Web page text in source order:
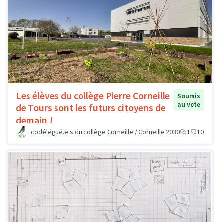
Les élèves du collège Pierre Corneille
de Tours sont les futurs citoyens de
demain !
Soumis
au vote
Ecodélégué.e.s du collège Corneille / Corneille 2030 1 10